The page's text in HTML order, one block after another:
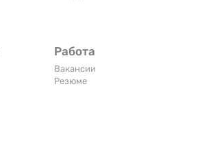
Работа
Вакансии
Резюме